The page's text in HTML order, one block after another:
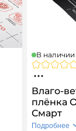
В наличии
Влаго-
плёнка
Смарт
Подробнее